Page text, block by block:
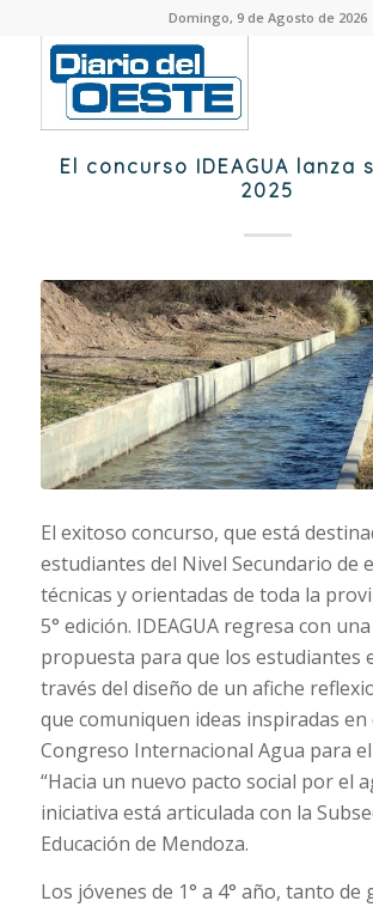
Domingo, 9 de Agosto de 2026
El concurso IDEAGUA lanza
2025
El exitoso concurso, que está
estudiantes del Nivel Secundario de
técnicas y orientadas de toda la
5° edición. IDEAGUA regresa con
propuesta para que los estudiantes
través del diseño de un afiche
que comuniquen ideas inspiradas en
Congreso Internacional Agua para
“Hacia un nuevo pacto social por el
iniciativa está articulada con la
Educación de Mendoza.
Los jóvenes de 1° a 4° año, tanto de